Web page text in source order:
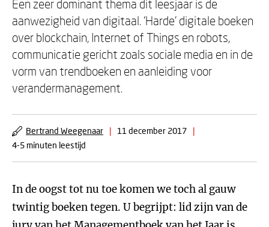
Een zeer dominant thema dit leesjaar is de
aanwezigheid van digitaal. ‘Harde’ digitale boeken
over blockchain, Internet of Things en robots,
communicatie gericht zoals sociale media en in de
vorm van trendboeken en aanleiding voor
verandermanagement.
Bertrand Weegenaar | 11 december 2017
|
4-5 minuten leestijd
In de oogst tot nu toe komen we toch al gauw
twintig boeken tegen. U begrijpt: lid zijn van de